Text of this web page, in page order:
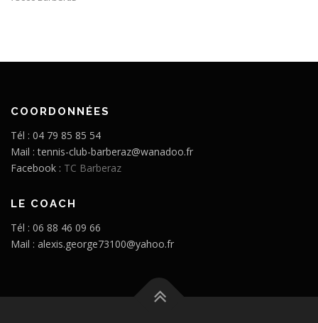
COORDONNÉES
Tél : 04 79 85 85 54
Mail : tennis-club-barberaz@wanadoo.fr
Facebook : TC Barberaz
LE COACH
Tél : 06 88 46 09 66
Mail : alexis.george73100@yahoo.fr